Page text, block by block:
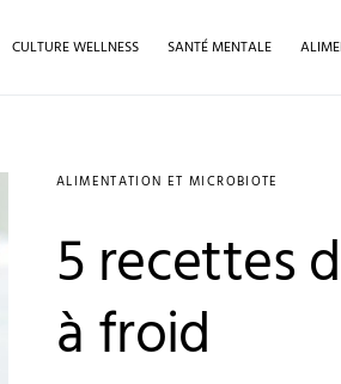
CULTURE WELLNESS SANTÉ MENTALE
ALIMENTATION ET MICROBIOTE
5 recettes
à froid